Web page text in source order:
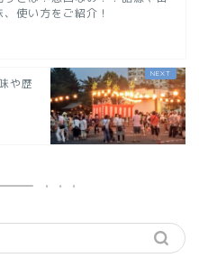
使い方をご紹介！
や歴